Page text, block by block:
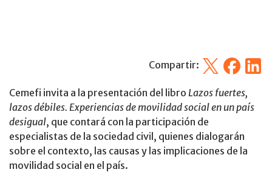
Compartir: X Facebook
Cemefi invita a la presentación del libro Lazos fuertes,
lazos débiles. Experiencias de movilidad social en un país
desigual, que contará con la participación de
especialistas de la sociedad civil, quienes dialogarán
sobre el contexto, las causas y las implicaciones de la
movilidad social en el país.